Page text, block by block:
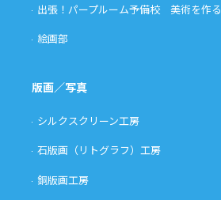
出張！パープルーム予備校 美術を作る
絵画部
版画／写真
シルクスクリーン工房
石版画（リトグラフ）工房
銅版画工房